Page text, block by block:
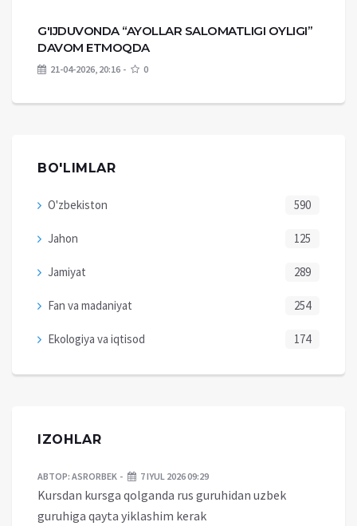
G'IJDUVONDA “AYOLLAR SALOMATLIGI OYLIGI”
DAVOM ETMOQDA
21-04-2026, 20:16 0
BO'LIMLAR
O'zbekiston 590
Jahon 125
Jamiyat 289
Fan va madaniyat 254
Ekologiya va iqtisod 174
IZOHLAR
АВТОР: ASRORBEK 7 IYUL 2026 09:29
Kursdan kursga qolganda rus guruhidan uzbek
guruhiga qayta yiklashim kerak